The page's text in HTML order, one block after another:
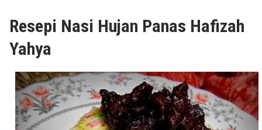
Resepi Nasi Hujan Panas Hafizah
Yahya